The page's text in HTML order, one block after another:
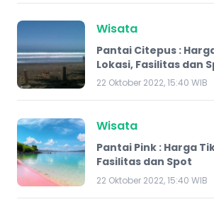
Wisata
Pantai Citepus :
Lokasi, Fasilitas dan
22 Oktober 2022, 15:40 WIB
Wisata
Pantai Pink : Harga
Fasilitas dan Spot
22 Oktober 2022, 15:40 WIB